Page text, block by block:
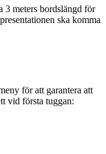
3 meters bordslängd för
ska komma
för att garantera att
vid första tuggan: